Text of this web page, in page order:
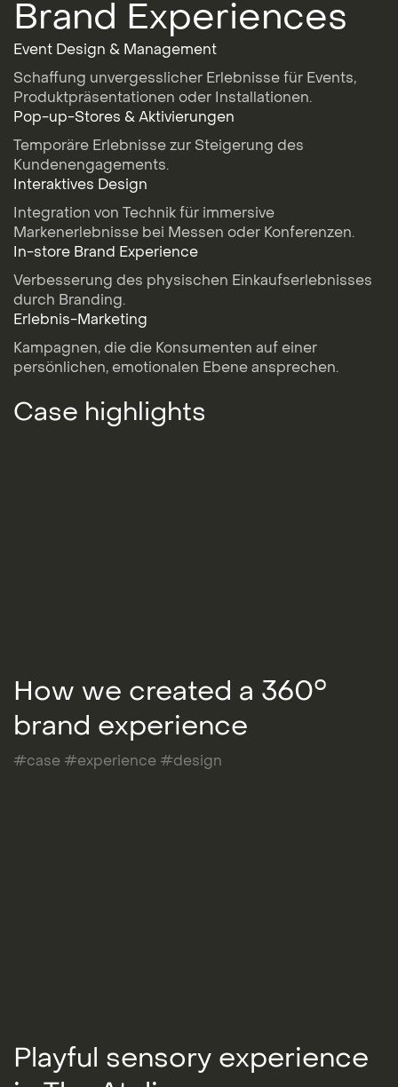
Brand Experiences
Event Design & Management
Schaffung unvergesslicher Erlebnisse für Events,
Produktpräsentationen oder Installationen.
Pop-up-Stores & Aktivierungen
Temporäre Erlebnisse zur Steigerung des
Kundenengagements.
Interaktives Design
Integration von Technik für immersive
Markenerlebnisse bei Messen oder Konferenzen.
In-store Brand Experience
Verbesserung des physischen Einkaufserlebnisses
durch Branding.
Erlebnis-Marketing
Kampagnen, die die Konsumenten auf einer
persönlichen, emotionalen Ebene ansprechen.
Case highlights
How we created a 360°
brand experience
#case #experience #design
Playful sensory experience